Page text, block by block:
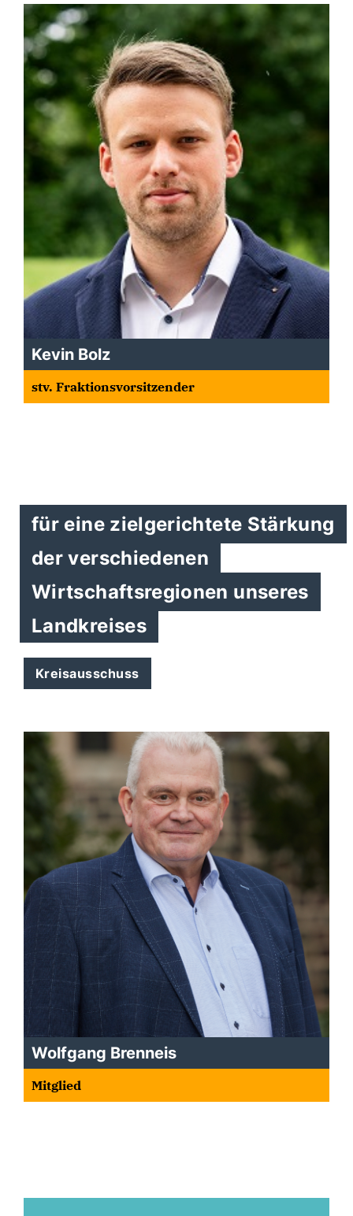
Kevin Bolz
stv. Fraktionsvorsitzender
für eine zielgerichtete Stärkung
der verschiedenen
Wirtschaftsregionen unseres
Landkreises
Kreisausschuss
Wolfgang Brenneis
Mitglied